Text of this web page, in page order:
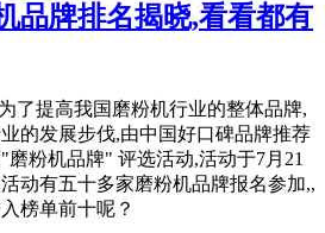
品牌排名揭晓,看看都有
了提高我国磨粉机行业的整体品牌,
的发展步伐,由中国好口碑品牌推荐
磨粉机品牌" 评选活动,活动于7月21
动有五十多家磨粉机品牌报名参加,,
榜单前十呢？